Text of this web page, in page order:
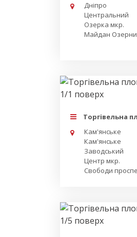
Дніпро
Центральний
Озерка мкр.
Майдан
Торгівельна
Кам'янське
Кам'янське
Заводський
Центр мкр.
Свободи